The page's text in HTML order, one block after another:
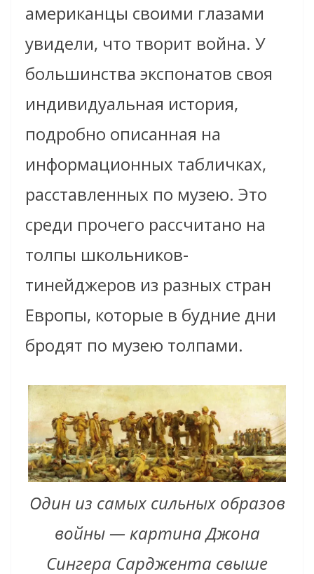
американцы своими глазами
увидели, что творит война. У
большинства экспонатов своя
индивидуальная история,
подробно описанная на
информационных табличках,
расставленных по музею. Это
среди прочего рассчитано на
толпы школьников-
тинейджеров из разных стран
Европы, которые в будние дни
бродят по музею толпами.
Один из самых сильных образов
войны — картина Джона
Сингера Сарджента свыше